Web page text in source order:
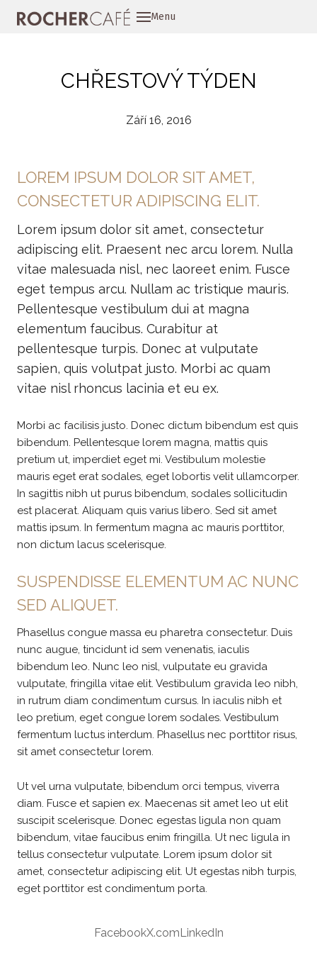
Menu
CHŘESTOVÝ TÝDEN
Září 16, 2016
LOREM IPSUM DOLOR SIT AMET,
CONSECTETUR ADIPISCING ELIT.
Lorem ipsum dolor sit amet, consectetur
adipiscing elit. Praesent nec arcu lorem. Nulla
vitae malesuada nisl, nec laoreet enim. Fusce
eget tempus arcu. Nullam ac tristique mauris.
Pellentesque vestibulum dui at magna
elementum faucibus. Curabitur at
pellentesque turpis. Donec at vulputate
sapien, quis volutpat justo. Morbi ac quam
vitae nisl rhoncus lacinia et eu ex.
Morbi ac facilisis justo. Donec dictum bibendum est quis
bibendum. Pellentesque lorem magna, mattis quis
pretium ut, imperdiet eget mi. Vestibulum molestie
mauris eget erat sodales, eget lobortis velit ullamcorper.
In sagittis nibh ut purus bibendum, sodales sollicitudin
est placerat. Aliquam quis varius libero. Sed sit amet
mattis ipsum. In fermentum magna ac mauris porttitor,
non dictum lacus scelerisque.
SUSPENDISSE ELEMENTUM AC NUNC
SED ALIQUET.
Phasellus congue massa eu pharetra consectetur. Duis
nunc augue, tincidunt id sem venenatis, iaculis
bibendum leo. Nunc leo nisl, vulputate eu gravida
vulputate, fringilla vitae elit. Vestibulum gravida leo nibh,
in rutrum diam condimentum cursus. In iaculis nibh et
leo pretium, eget congue lorem sodales. Vestibulum
fermentum luctus interdum. Phasellus nec porttitor risus,
sit amet consectetur lorem.
Ut vel urna vulputate, bibendum orci tempus, viverra
diam. Fusce et sapien ex. Maecenas sit amet leo ut elit
suscipit scelerisque. Donec egestas ligula non quam
bibendum, vitae faucibus enim fringilla. Ut nec ligula in
tellus consectetur vulputate. Lorem ipsum dolor sit
amet, consectetur adipiscing elit. Ut egestas nibh turpis,
eget porttitor est condimentum porta.
FacebookX.comLinkedIn